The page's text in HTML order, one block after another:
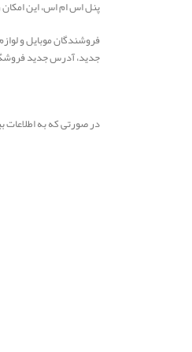
پنل اس ام اس، این
فروشندگان موبایل و
جدید، آدرس جدید
در صورتی که به اطلاعات